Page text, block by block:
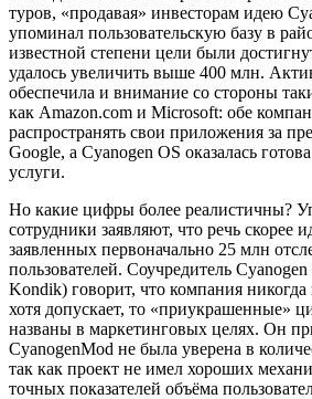
туров, «продавая» инвесторам идею
упоминал пользовательскую базу в
известной степени цели были
удалось увеличить выше 400 млн.
обеспечила и внимание со стороны
как Amazon.com и Microsoft: обе
распространять свои приложения за
Google, а Cyanogen OS оказалась
услуги.
Но какие цифры более реалистичны?
сотрудники заявляют, что речь скорее
заявленных первоначально 25 млн
пользователей. Соучредитель
Kondik) говорит, что компания никогда
хотя допускает, то «приукрашенные»
названы в маркетинговых целях. Он
CyanogenMod не была уверена в
так как проект не имел хороших
точных показателей объёма